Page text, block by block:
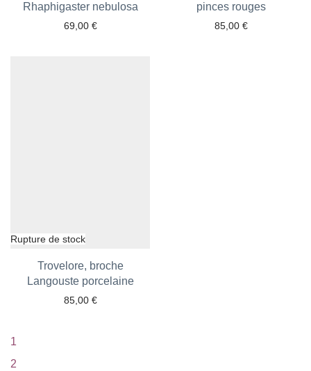
Rhaphigaster nebulosa
69,00 €
Ajouter aux favoris
pinces rouges
85,00 €
Ajouter aux favoris
Trovelore, broche
Langouste porcelaine
85,00 €
Ajouter aux favoris
1
2